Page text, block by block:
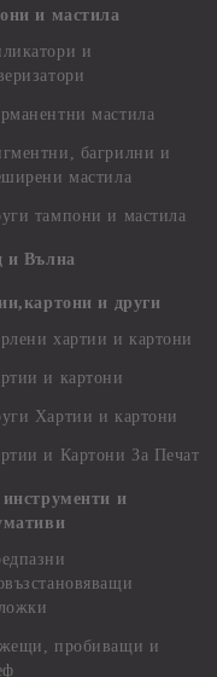
и мастила
и
мастила
багрилни и
мастила
тампони и мастила
и Вълна
и други
хартии и картони
и картони
Хартии и картони
и Картони За Печат
и
пробиващи и